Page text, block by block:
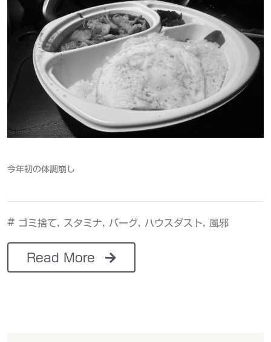
今年初の体調崩し
# ゴミ捨て スタミナ バーグ ハウスダスト 風邪
Read More